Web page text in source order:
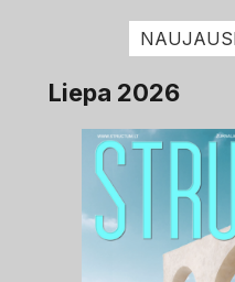
Liepa 2026